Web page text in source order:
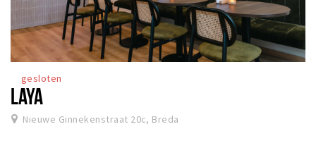
gesloten
LAYA
Nieuwe Ginnekenstraat 20c, Breda